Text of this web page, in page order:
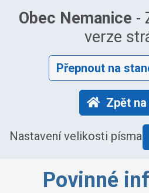
Obec Nemanice -
verze
Přepnout na
Zpět
Nastavení velikosti písma
Povinné